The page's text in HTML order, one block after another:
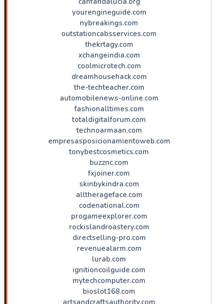
yourengineguide.com
nybreakings.com
outstationcabsservices.com
thekrtagy.com
xchangeindia.com
coolmicrotech.com
dreamhousehack.com
the-techteacher.com
automobilenews-online.com
fashionalltimes.com
totaldigitalforum.com
technoarmaan.com
empresasposicionamientoweb.com
tonybestcosmetics.com
buzznc.com
fxjoiner.com
skinbykindra.com
alltherageface.com
codenational.com
progameexplorer.com
rockislandroastery.com
directselling-pro.com
revenuealarm.com
lurab.com
ignitioncoilguide.com
mytechcomputer.com
bioslot168.com
artsandcraftsauthority.com